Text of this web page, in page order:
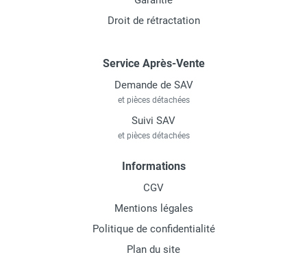
Droit de rétractation
Service Après-Vente
Demande de SAV
et pièces détachées
Suivi SAV
et pièces détachées
Informations
CGV
Mentions légales
Politique de confidentialité
Plan du site